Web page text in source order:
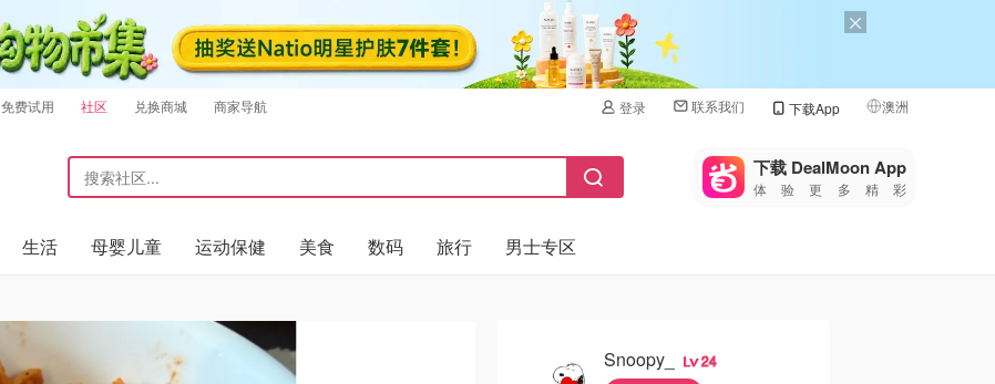
免费试用 社区 兑换商城 商家导航 登录 联系我们 下载App 澳洲
🇺🇸
🇨🇳 中国
下载 DealMoon App
体验更多精彩
生活 母婴儿童 运动保健 美食 数码 旅行 男士专区
Snoopy_ 24